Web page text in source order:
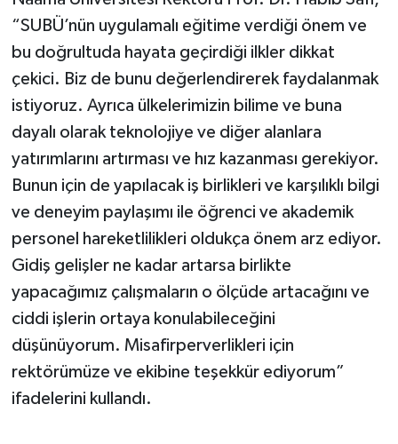
“SUBÜ’nün uygulamalı eğitime verdiği önem ve
bu doğrultuda hayata geçirdiği ilkler dikkat
çekici. Biz de bunu değerlendirerek faydalanmak
istiyoruz. Ayrıca ülkelerimizin bilime ve buna
dayalı olarak teknolojiye ve diğer alanlara
yatırımlarını artırması ve hız kazanması gerekiyor.
Bunun için de yapılacak iş birlikleri ve karşılıklı bilgi
ve deneyim paylaşımı ile öğrenci ve akademik
personel hareketlilikleri oldukça önem arz ediyor.
Gidiş gelişler ne kadar artarsa birlikte
yapacağımız çalışmaların o ölçüde artacağını ve
ciddi işlerin ortaya konulabileceğini
düşünüyorum. Misafirperverlikleri için
rektörümüze ve ekibine teşekkür ediyorum”
ifadelerini kullandı.